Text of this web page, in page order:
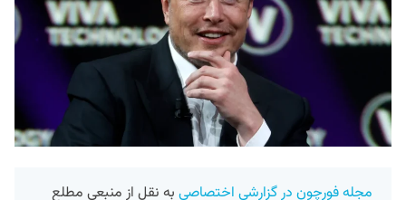
مجله فورچون در گزارشی اختصاصی به نقل از منبعی مطلع